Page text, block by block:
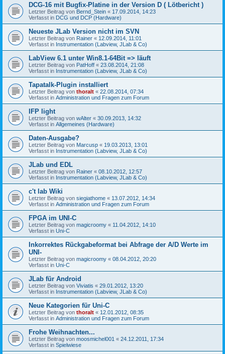
DCG-16 mit Bugfix-Platine in der Version D ( Lötbericht )
Letzter Beitrag von Bernd_Stein « 17.09.2014, 14:23
Verfasst in DCG und DCP (Hardware)
Neueste JLab Version nicht im SVN
Letzter Beitrag von Rainer « 12.09.2014, 11:01
Verfasst in Instrumentation (Labview, JLab & Co)
LabView 6.1 unter Win8.1-64Bit => läuft
Letzter Beitrag von PatHoff « 23.08.2014, 21:08
Verfasst in Instrumentation (Labview, JLab & Co)
Tapatalk-Plugin installiert
Letzter Beitrag von thoralt « 22.08.2014, 07:34
Verfasst in Administration und Fragen zum Forum
IFP light
Letzter Beitrag von wAlter « 30.09.2013, 14:32
Verfasst in Allgemeines (Hardware)
Daten-Ausgabe?
Letzter Beitrag von Marcusp « 19.03.2013, 13:01
Verfasst in Instrumentation (Labview, JLab & Co)
JLab und EDL
Letzter Beitrag von Rainer « 08.10.2012, 12:57
Verfasst in Instrumentation (Labview, JLab & Co)
c't lab Wiki
Letzter Beitrag von siegiathome « 13.07.2012, 14:34
Verfasst in Administration und Fragen zum Forum
FPGA im UNI-C
Letzter Beitrag von magicroomy « 11.04.2012, 14:10
Verfasst in Uni-C
Inkorrektes Rückgabeformat bei Abfrage der A/D Werte im
UNI-
Letzter Beitrag von magicroomy « 08.04.2012, 20:20
Verfasst in Uni-C
JLab für Android
Letzter Beitrag von Viviatis « 29.01.2012, 13:20
Verfasst in Instrumentation (Labview, JLab & Co)
Neue Kategorien für Uni-C
Letzter Beitrag von thoralt « 12.01.2012, 08:35
Verfasst in Administration und Fragen zum Forum
Frohe Weihnachten...
Letzter Beitrag von moosmichel001 « 24.12.2011, 17:34
Verfasst in Spielwiese